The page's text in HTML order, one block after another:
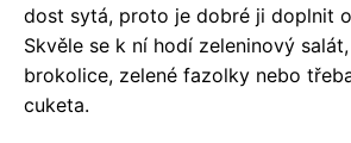
dost sytá, proto je dobré ji doplnit
Skvěle se k ní hodí zeleninový
brokolice, zelené fazolky nebo
cuketa.